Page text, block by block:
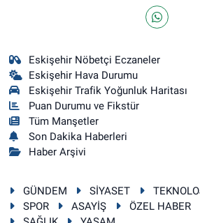
Eskişehir Nöbetçi Eczaneler
Eskişehir Hava Durumu
Eskişehir Trafik Yoğunluk Haritası
Puan Durumu ve Fikstür
Tüm Manşetler
Son Dakika Haberleri
Haber Arşivi
GÜNDEM SİYASET
SPOR
ASAYİŞ ÖZEL HABER